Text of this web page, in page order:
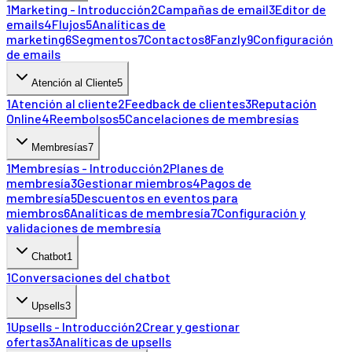
1Marketing - Introducción2Campañas de email3Editor de
emails4Flujos5Analíticas de
marketing6Segmentos7Contactos8Fanzly9Configuración
de emails
Atención al Cliente5
1Atención al cliente2Feedback de clientes3Reputación
Online4Reembolsos5Cancelaciones de membresías
Membresías7
1Membresías - Introducción2Planes de
membresía3Gestionar miembros4Pagos de
membresía5Descuentos en eventos para
miembros6Analíticas de membresía7Configuración y
validaciones de membresía
Chatbot1
1Conversaciones del chatbot
Upsells3
1Upsells - Introducción2Crear y gestionar
ofertas3Analíticas de upsells